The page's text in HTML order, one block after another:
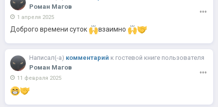
Роман Магов
1 апреля 2025
Доброго времени суток взаимно
Написал(-a) комментарий к гостевой книге пользователя
Роман Магов
11 февраля 2025